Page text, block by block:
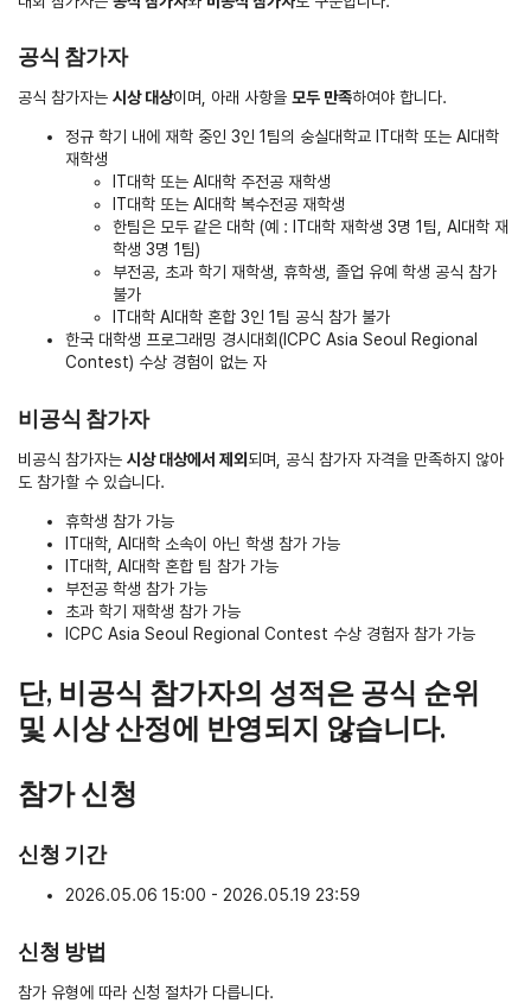
공식 참가자
공식 참가자는 시상 대상이며, 아래 사항을 모두 만족하여야 합니다.
정규 학기 내에 재학 중인 3인 1팀의 숭실대학교 IT대학 또는 AI대학
재학생
IT대학 또는 AI대학 주전공 재학생
IT대학 또는 AI대학 복수전공 재학생
한팀은 모두 같은 대학 (예 : IT대학 재학생 3명 1팀, AI대학 재
학생 3명 1팀)
부전공, 초과 학기 재학생, 휴학생, 졸업 유예 학생 공식 참가
불가
IT대학 AI대학 혼합 3인 1팀 공식 참가 불가
한국 대학생 프로그래밍 경시대회(ICPC Asia Seoul Regional
Contest) 수상 경험이 없는 자
비공식 참가자
비공식 참가자는 시상 대상에서 제외 되며, 공식 참가자 자격을 만족하지 않아
도 참가할 수 있습니다.
휴학생 참가 가능
IT대학, AI대학 소속이 아닌 학생 참가 가능
IT대학, AI대학 혼합 팀 참가 가능
부전공 학생 참가 가능
초과 학기 재학생 참가 가능
ICPC Asia Seoul Regional Contest 수상 경험자 참가 가능
단, 비공식 참가자의 성적은 공식 순위
및 시상 산정에 반영되지 않습니다.
참가 신청
신청 기간
2026.05.06 15:00 - 2026.05.19 23:59
신청 방법
참가 유형에 따라 신청 절차가 다릅니다.